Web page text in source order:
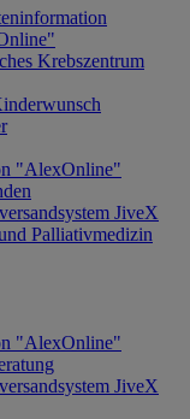
Krebszentrum
"AlexOnline"
JiveX
Palliativmedizin
"AlexOnline"
JiveX